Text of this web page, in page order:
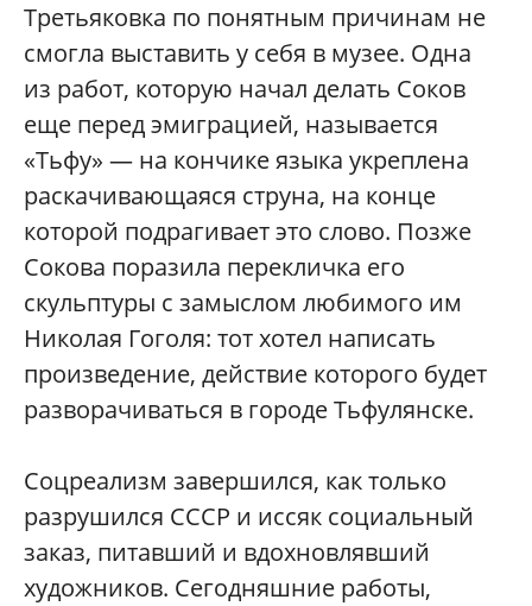
Третьяковка по понятным причинам не
смогла выставить у себя в музее. Одна
из работ, которую начал делать Соков
еще перед эмиграцией, называется
«Тьфу» — на кончике языка укреплена
раскачивающаяся струна, на конце
которой подрагивает это слово. Позже
Сокова поразила перекличка его
скульптуры с замыслом любимого им
Николая Гоголя: тот хотел написать
произведение, действие которого будет
разворачиваться в городе Тьфулянске.
Соцреализм завершился, как только
разрушился СССР и иссяк социальный
заказ, питавший и вдохновлявший
художников. Сегодняшние работы,